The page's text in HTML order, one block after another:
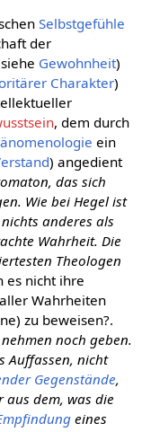
Selbstgefühle
der
Gewohnheit)
Charakter)
, dem durch
ein
) angedient
das sich
Wie bei Hegel ist
anderes als
Wahrheit. Die
Theologen
es nicht ihre
Wahrheiten
zu beweisen?.
noch geben.
Auffassen, nicht
Gegenstände,
aus dem, was die
eines